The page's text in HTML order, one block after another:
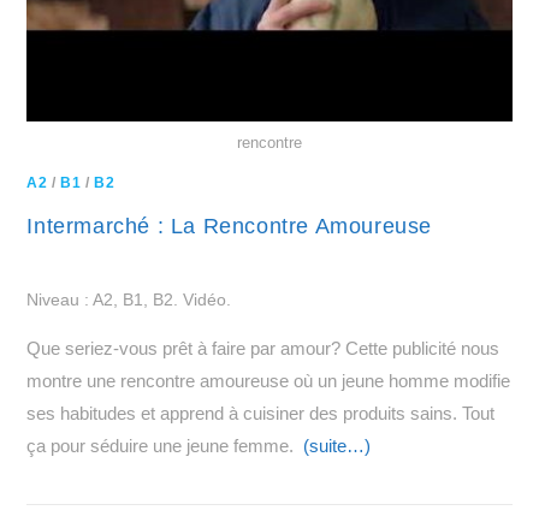
rencontre
A2 / B1 / B2
Intermarché : La Rencontre Amoureuse
Niveau : A2, B1, B2. Vidéo.
Que seriez-vous prêt à faire par amour? Cette publicité nous
montre une rencontre amoureuse où un jeune homme modifie
ses habitudes et apprend à cuisiner des produits sains. Tout
ça pour séduire une jeune femme. (suite…)